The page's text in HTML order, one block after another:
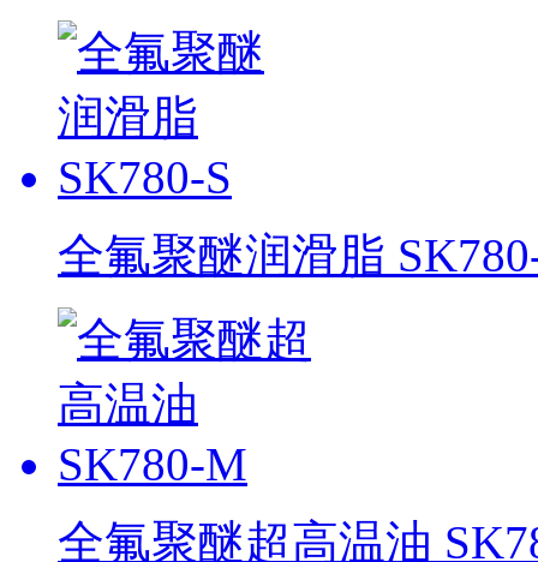
全氟聚醚润滑脂
全氟聚醚超高温油